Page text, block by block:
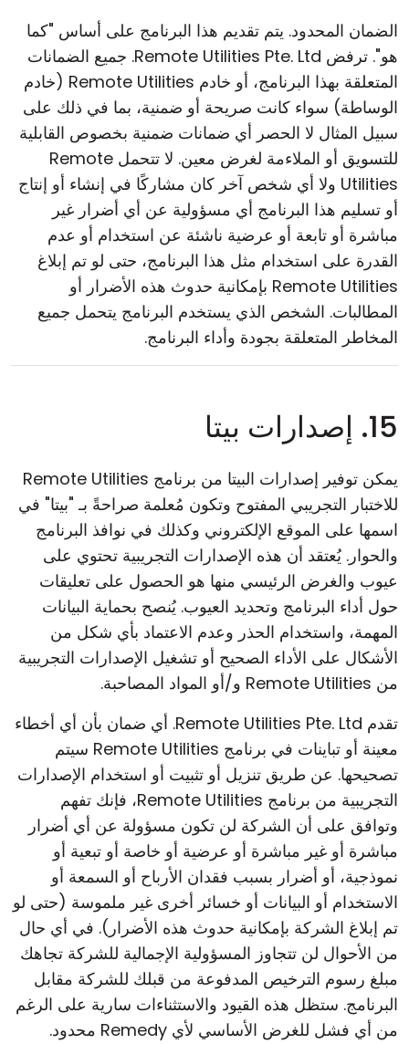
الضمان المحدود. يتم تقديم هذا البرنامج على أساس "كما
هو". ترفض Remote Utilities Pte. Ltd. جميع الضمانات
المتعلقة بهذا البرنامج، أو خادم Remote Utilities (خادم
الوساطة) سواء كانت صريحة أو ضمنية، بما في ذلك على
سبيل المثال لا الحصر أي ضمانات ضمنية بخصوص القابلية
للتسويق أو الملاءمة لغرض معين. لا تتحمل Remote
Utilities ولا أي شخص آخر كان مشاركًا في إنشاء أو إنتاج
أو تسليم هذا البرنامج أي مسؤولية عن أي أضرار غير
مباشرة أو تابعة أو عرضية ناشئة عن استخدام أو عدم
القدرة على استخدام مثل هذا البرنامج، حتى لو تم إبلاغ
Remote Utilities بإمكانية حدوث هذه الأضرار أو
المطالبات. الشخص الذي يستخدم البرنامج يتحمل جميع
المخاطر المتعلقة بجودة وأداء البرنامج.
15. إصدارات بيتا
يمكن توفير إصدارات البيتا من برنامج Remote Utilities
للاختبار التجريبي المفتوح وتكون مُعلمة صراحةً بـ "بيتا" في
اسمها على الموقع الإلكتروني وكذلك في نوافذ البرنامج
والحوار. يُعتقد أن هذه الإصدارات التجريبية تحتوي على
عيوب والغرض الرئيسي منها هو الحصول على تعليقات
حول أداء البرنامج وتحديد العيوب. يُنصح بحماية البيانات
المهمة، واستخدام الحذر وعدم الاعتماد بأي شكل من
الأشكال على الأداء الصحيح أو تشغيل الإصدارات التجريبية
من Remote Utilities و/أو المواد المصاحبة.
تقدم Remote Utilities Pte. Ltd. أي ضمان بأن أي أخطاء
معينة أو تباينات في برنامج Remote Utilities سيتم
تصحيحها. عن طريق تنزيل أو تثبيت أو استخدام الإصدارات
التجريبية من برنامج Remote Utilities، فإنك تفهم
وتوافق على أن الشركة لن تكون مسؤولة عن أي أضرار
مباشرة أو غير مباشرة أو عرضية أو خاصة أو تبعية أو
نموذجية، أو أضرار بسبب فقدان الأرباح أو السمعة أو
الاستخدام أو البيانات أو خسائر أخرى غير ملموسة (حتى لو
تم إبلاغ الشركة بإمكانية حدوث هذه الأضرار). في أي حال
من الأحوال لن تتجاوز المسؤولية الإجمالية للشركة تجاهك
مبلغ رسوم الترخيص المدفوعة من قبلك للشركة مقابل
البرنامج. ستظل هذه القيود والاستثناءات سارية على الرغم
من أي فشل للغرض الأساسي لأي Remedy محدود.